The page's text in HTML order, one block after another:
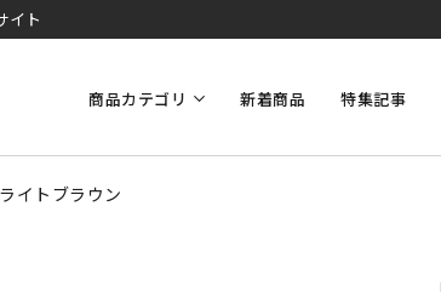
イト
商品カテゴリ 新着商品 特集記事
イトブラウン